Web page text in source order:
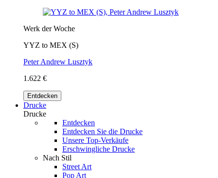
Werk der Woche
YYZ to MEX (S)
Peter Andrew Lusztyk
1.622 €
Entdecken
Drucke
Drucke
Entdecken
Entdecken Sie die Drucke
Unsere Top-Verkäufe
Erschwingliche Drucke
Nach Stil
Street Art
Pop Art